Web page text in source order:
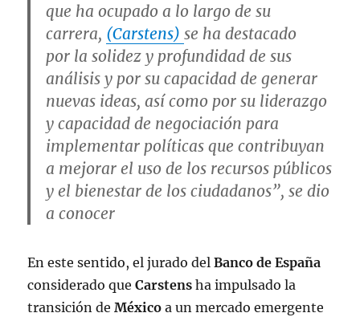
que ha ocupado a lo largo de su
carrera, (Carstens)se ha destacado
por la solidez y profundidad de sus
análisisy por su capacidad de generar
nuevas ideas, así como por su liderazgo
y capacidad de negociación para
implementar políticas que contribuyan
a mejorar el uso de los recursos públicos
y el bienestar de los ciudadanos”, se dio
a conocer
En este sentido, el jurado delBanco de España
considerado queCarstens ha impulsado la
transición deMéxico a un mercado emergente